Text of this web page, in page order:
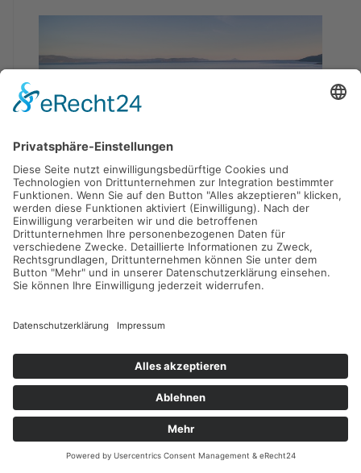
Herbst-Camps im Zischka-Tenniscamp in
Rabac
05.09.2026 -25.10.2026
Weiterlesen...